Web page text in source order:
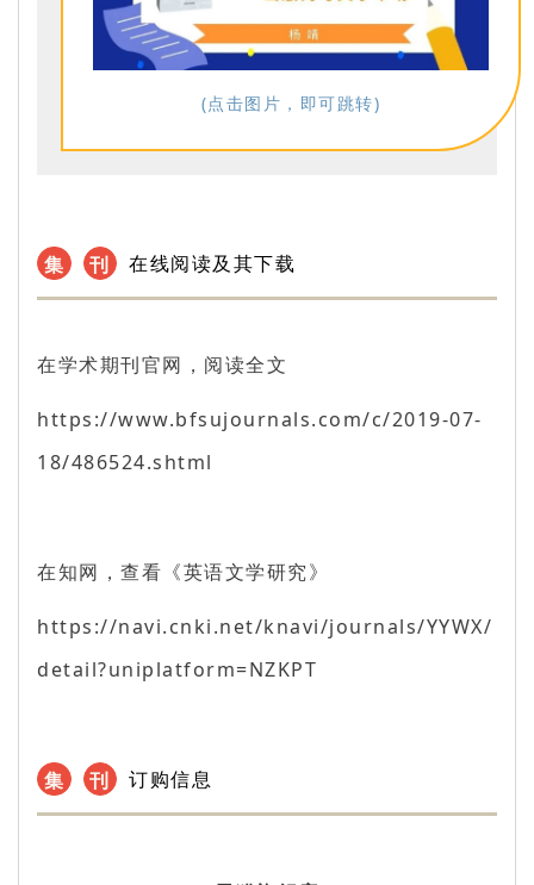
(点击图片，即可跳转)
集 刊 在线阅读及其下载
在学术期刊官网，阅读全文
https://www.bfsujournals.com/c/2019-07-
18/486524.shtml
在知网，查看《英语文学研究》
https://navi.cnki.net/knavi/journals/YYWX/
detail?uniplatform=NZKPT
集 刊 订购信息